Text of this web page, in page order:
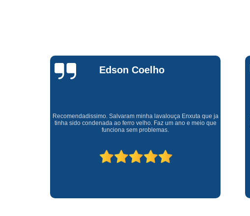
Waldirene
Monteiro
Uma empresa á 41 anos no mercado que sempre valoriza o
cliente ótimo atendimento com garantia de todos o serviços.